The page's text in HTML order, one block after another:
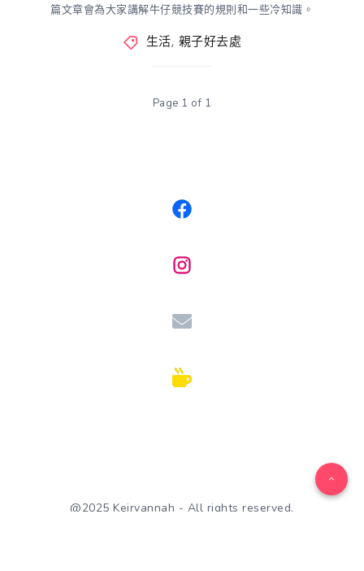
篇文章會為大家講解牛仔競技賽的規則和一些冷知識。
生活, 親子好去處
Page 1 of 1
@2025 Keirvannah - All rights reserved.